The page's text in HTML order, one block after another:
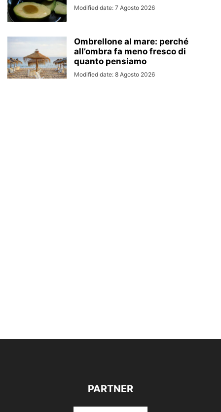
Modified date: 7 Agosto 2026
Ombrellone al mare: perché
all’ombra fa meno fresco di
quanto pensiamo
Modified date: 8 Agosto 2026
PARTNER